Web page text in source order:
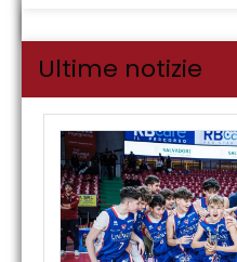
Ultime notizie